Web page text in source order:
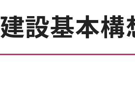
設基本構